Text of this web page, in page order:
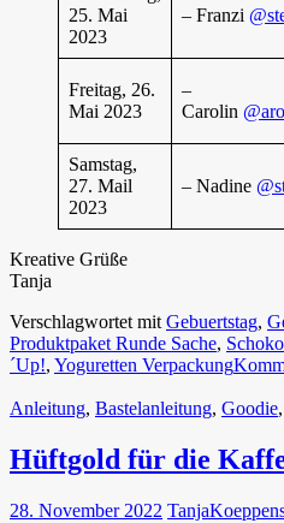
25. Mai
2023
– Franzi
Freitag, 26.
Mai 2023
–
Carolin
Samstag,
27. Mail
2023
– Nadine
Kreative Grüße
Tanja
Verschlagwortet mit Gebuertstag,
Produktpaket Runde Sache,
´Up!, Yoguretten Verpackung
Anleitung, Bastelanleitung, Goodie,
Hüftgold für die
28. November 2022